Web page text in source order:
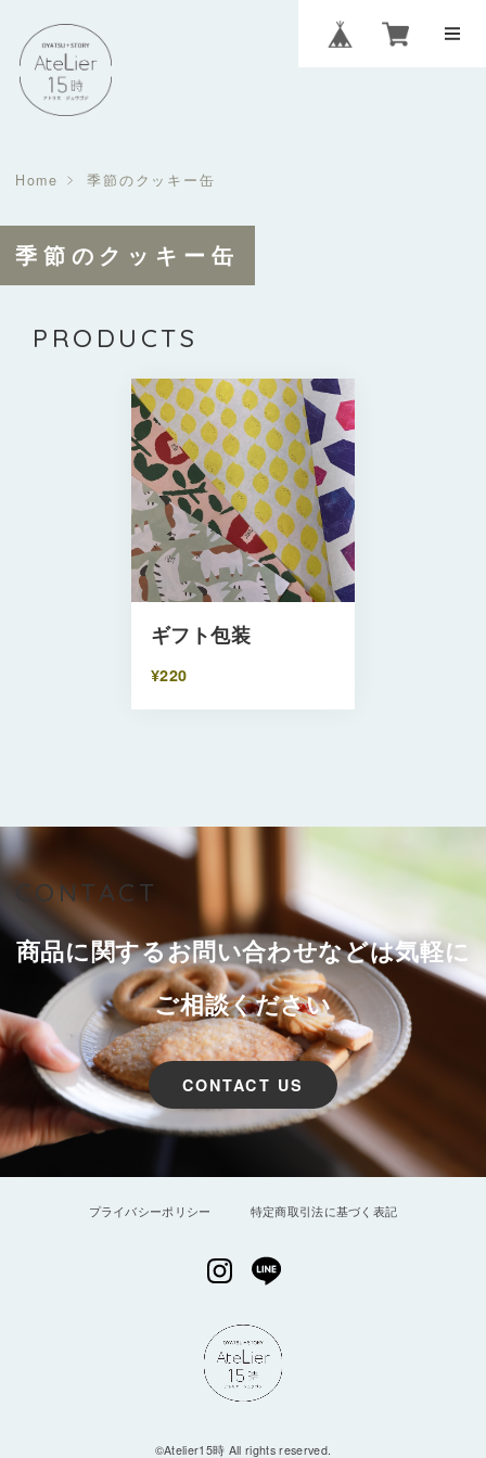
Home 季節のクッキー缶
季節のクッキー缶
PRODUCTS
ギフト包装
¥220
CONTACT
商品に関するお問い合わせなどは気軽に
ご相談ください
CONTACT US
プライバシーポリシー 特定商取引法に基づく表記
©︎Atelier15時 All rights reserved.